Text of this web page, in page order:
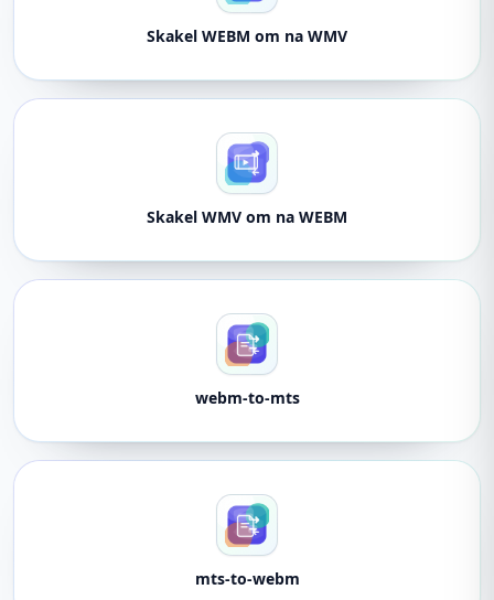
Skakel WEBM om na WMV
Skakel WMV om na WEBM
webm-to-mts
mts-to-webm